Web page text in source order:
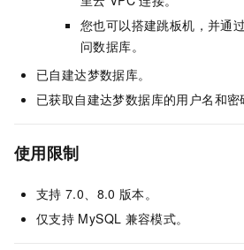
您也可以搭建跳板机，并通过
问数据库。
已自建达梦数据库。
已获取自建达梦数据库的用户名和密
使用限制
支持 7.0、8.0 版本。
仅支持 MySQL 兼容模式。